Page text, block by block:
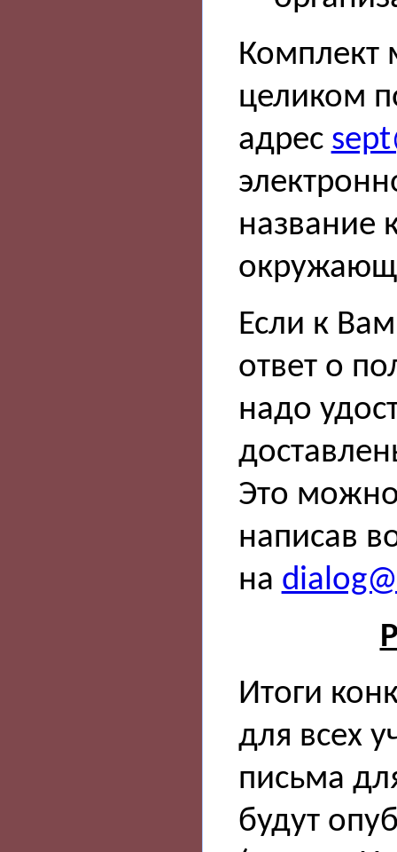
Комплект
целиком
адрес
название
Если к
ответ о
надо
Это
написав
на
Итоги
для всех
письма
будут